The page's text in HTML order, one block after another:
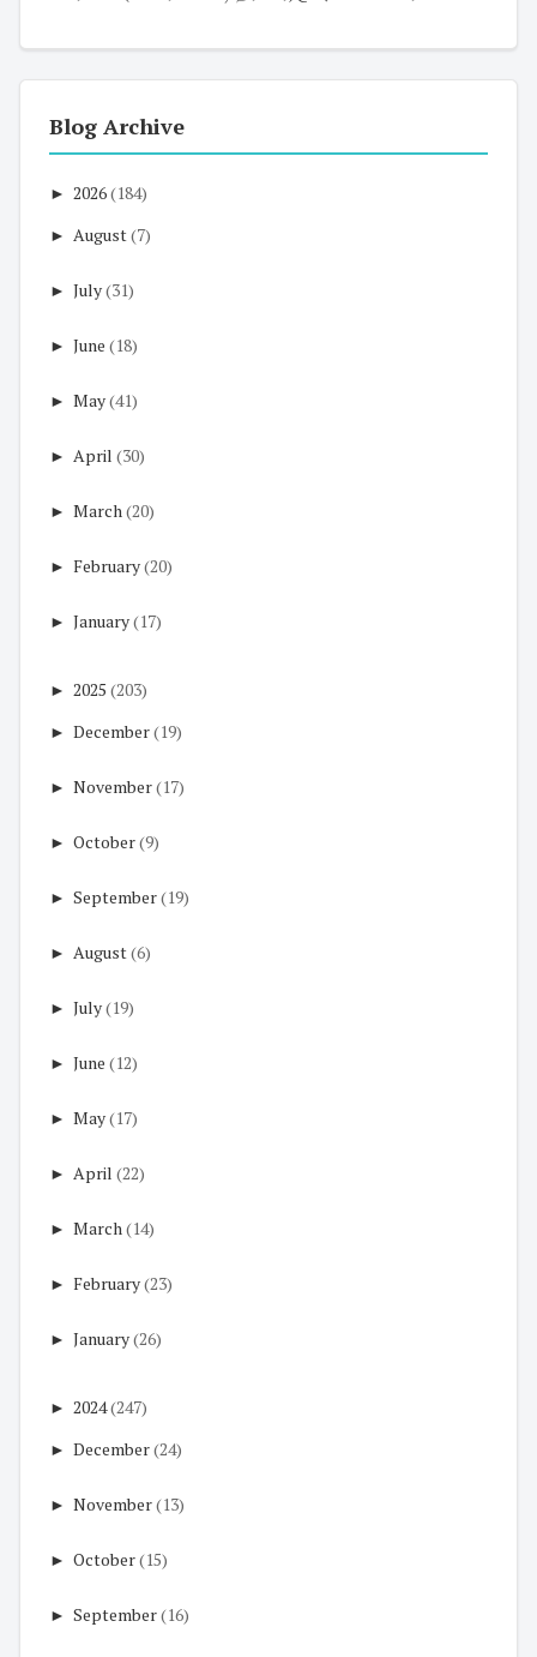
Blog Archive
► 2026(184)
► August(7)
► July(31)
► June (18)
► May(41)
► April (30)
► March(20)
► February(20)
► January(17)
► 2025 (203)
► December(19)
► November(17)
► October(9)
► September(19)
► August(6)
► July(19)
► June (12)
► May(17)
► April (22)
► March(14)
► February(23)
► January(26)
► 2024(247)
► December(24)
► November(13)
► October(15)
► September(16)